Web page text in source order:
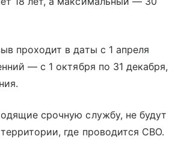
проходит в даты с 1 апреля
— с 1 октября по 31 декабря,
срочную службу, не будут
где проводится СВО.